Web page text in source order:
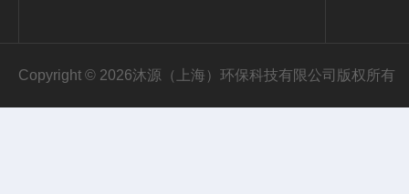
Copyright © 2026沐源（上海）环保科技有限公司版权所有